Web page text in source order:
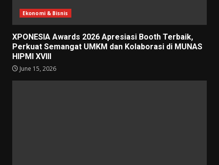
Ekonomi & Bisnis
XPONESIA Awards 2026 Apresiasi Booth Terbaik,
Perkuat Semangat UMKM dan Kolaborasi di MUNAS
HIPMI XVIII
June 15, 2026